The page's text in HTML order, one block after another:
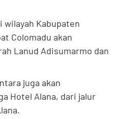
wilayah Kabupaten
Colomadu akan
Lanud Adisumarmo dan
juga akan
Hotel Alana, dari jalur